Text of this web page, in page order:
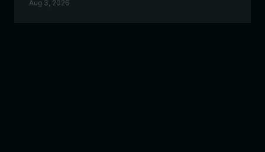
Fart บนเครือข่าย Solana ได้อย่างปลอดภัย
Aug 3, 2026